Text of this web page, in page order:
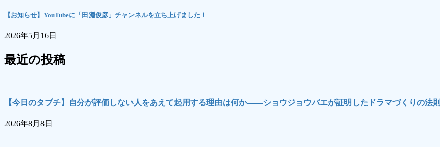
【お知らせ】YouTubeに「田淵俊彦」チャンネルを立ち上げました！
2026年5月16日
最近の投稿
【今日のタブチ】自分が評価しない人をあえて起用する理由は何か――ショウジョウバエが証明したドラマづくりの法則
2026年8月8日